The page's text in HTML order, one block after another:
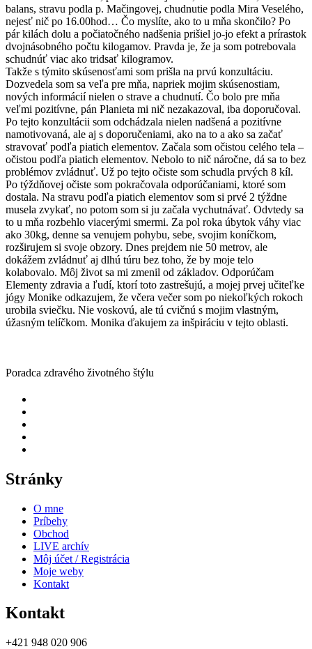
balans, stravu podla p. Mačingovej, chudnutie podla Mira Veselého,
nejesť nič po 16.00hod… Čo myslíte, ako to u mňa skončilo? Po
pár kilách dolu a počiatočného nadšenia prišiel jo-jo efekt a prírastok
dvojnásobného počtu kilogamov. Pravda je, že ja som potrebovala
schudnúť viac ako tridsať kilogramov.
Takže s týmito skúsenosťami som prišla na prvú konzultáciu.
Dozvedela som sa veľa pre mňa, napriek mojim skúsenostiam,
nových informácií nielen o strave a chudnutí. Čo bolo pre mňa
veľmi pozitívne, pán Planieta mi nič nezakazoval, iba doporučoval.
Po tejto konzultácii som odchádzala nielen nadšená a pozitívne
namotivovaná, ale aj s doporučeniami, ako na to a ako sa začať
stravovať podľa piatich elementov. Začala som očistou celého tela –
očistou podľa piatich elementov. Nebolo to nič náročne, dá sa to bez
problémov zvládnuť. Už po tejto očiste som schudla prvých 8 kíl.
Po týždňovej očiste som pokračovala odporúčaniami, ktoré som
dostala. Na stravu podľa piatich elementov som si prvé 2 týždne
musela zvykať, no potom som si ju začala vychutnávať. Odvtedy sa
to u mňa rozbehlo viacerými smermi. Za pol roka úbytok váhy viac
ako 30kg, denne sa venujem pohybu, sebe, svojim koníčkom,
rozširujem si svoje obzory. Dnes prejdem nie 50 metrov, ale
dokážem zvládnuť aj dlhú túru bez toho, že by moje telo
kolabovalo. Môj život sa mi zmenil od základov. Odporúčam
Elementy zdravia a ľudí, ktorí toto zastrešujú, a mojej prvej učiteľke
jógy Monike odkazujem, že včera večer som po niekoľkých rokoch
urobila sviečku. Nie voskovú, ale tú cvičnú s mojim vlastným,
úžasným telíčkom. Monika ďakujem za inšpiráciu v tejto oblasti.
Poradca zdravého životného štýlu
Stránky
O mne
Príbehy
Obchod
LIVE archív
Môj účet / Registrácia
Moje weby
Kontakt
Kontakt
+421 948 020 906